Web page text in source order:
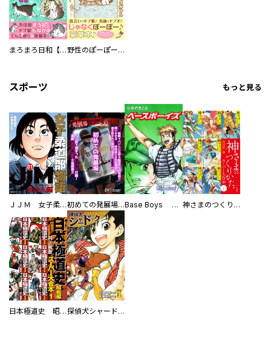
まろまろ日和【豪華版】 野性のぽーぽー【豪華版】
スポーツ もっと見る
ＪＪＭ 女子柔道部物語 社会人編 初めての発展場 【白抜き修正版】 Base Boys 新装版 神さまのつくりかた。スーパー大合本
日本極道史 昭和編 スーパー大合本 探偵犬シャードック（新装版）